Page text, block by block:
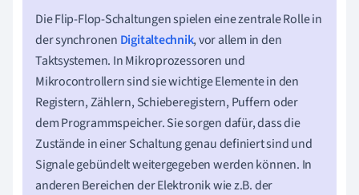
Die Flip-Flop-Schaltungen spielen eine zentrale Rolle in
der synchronen Digitaltechnik, vor allem in den
Taktsystemen. In Mikroprozessoren und
Mikrocontrollern sind sie wichtige Elemente in den
Registern, Zählern, Schieberegistern, Puffern oder
dem Programmspeicher. Sie sorgen dafür, dass die
Zustände in einer Schaltung genau definiert sind und
Signale gebündelt weitergegeben werden können. In
anderen Bereichen der Elektronik wie z.B. der